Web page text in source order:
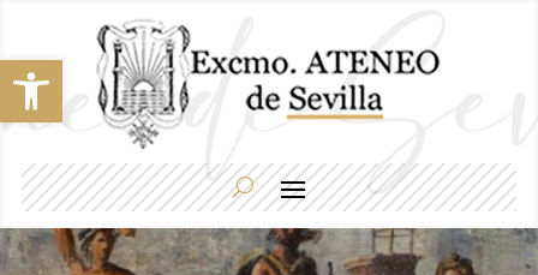
Abrir barra de herramientas